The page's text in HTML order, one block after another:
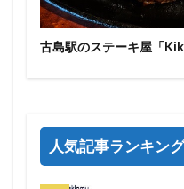
古島駅のステーキ屋「
人気記事ランキング